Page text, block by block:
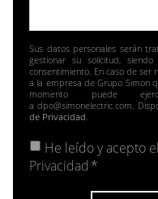
Sus datos personales serán
gestionar su solicitud,
consentimiento. En caso de ser
a la empresa de Grupo Simon
momento puede
a dpo@simonelectric.com.
de Privacidad.
He leído y acepto el
Privacidad *